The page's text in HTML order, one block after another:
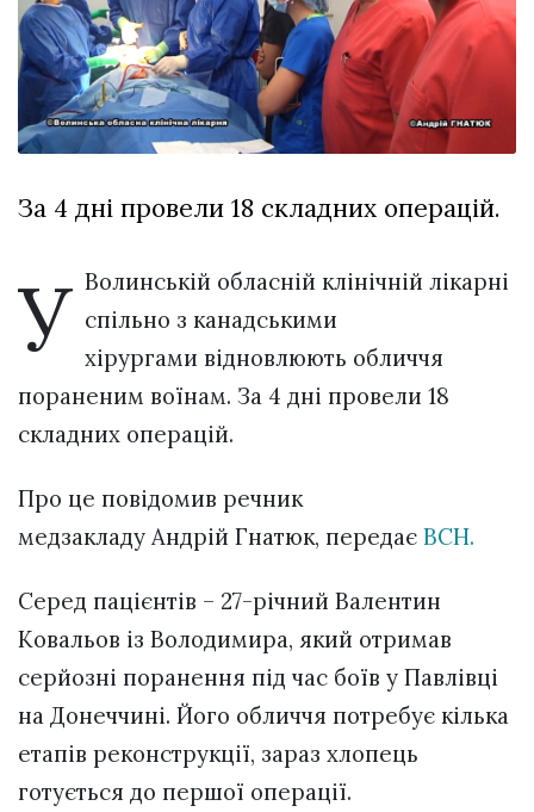
залишив у
Луцьку
три...
27 Липня 2026
767 переглядів
Всі розділи
Лайф
ZONE 18+
Контакти
Політика конфіденційності
За 4 дні провели 18 складних операцій.
У Волинській обласній клінічній лікарні
спільно з канадськими
хірургами відновлюють обличчя
пораненим воїнам. За 4 дні провели 18
складних операцій.
Про це повідомив речник
медзакладу Андрій Гнатюк, передає ВСН.
Серед пацієнтів – 27-річний Валентин
Ковальов із Володимира, який отримав
серйозні поранення під час боїв у Павлівці
на Донеччині. Його обличчя потребує кілька
етапів реконструкції, зараз хлопець
готується до першої операції.